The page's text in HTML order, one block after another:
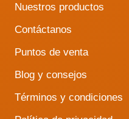
Nuestros productos
Contáctanos
Puntos de venta
Blog y consejos
Términos y condiciones